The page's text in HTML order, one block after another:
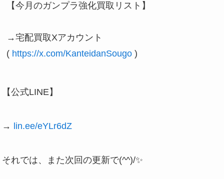
【今月のガンプラ強化買取リスト】
→宅配買取Xアカウント
( https://x.com/KanteidanSougo )
【公式LINE】
→ lin.ee/eYLr6dZ
それでは、また次回の更新で(^^)/✨